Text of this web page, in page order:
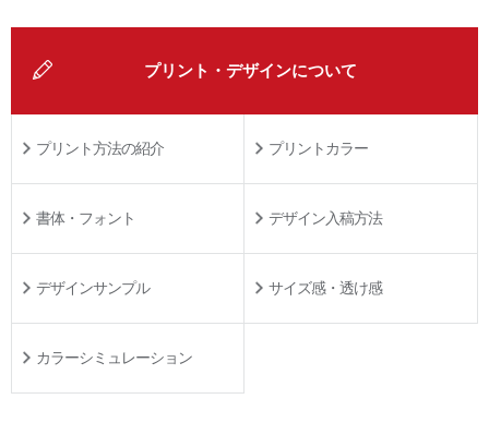
プリント・デザインについて
プリント方法の紹介 プリントカラー
書体・フォント デザイン入稿方法
デザインサンプル サイズ感・透け感
カラーシミュレーション